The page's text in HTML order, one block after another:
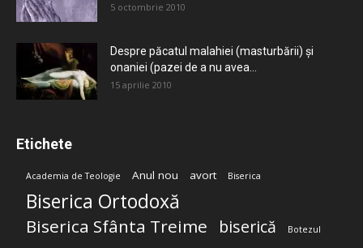
5 octombrie 2010
Despre păcatul malahiei (masturbării) şi
onaniei (pazei de a nu avea...
15 aprilie 2010
Etichete
Academia de Teologie Anul nou avort Biserica
Biserica Ortodoxă
Biserica Sfânta Treime biserică Botezul